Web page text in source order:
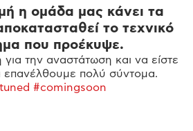
η ομάδα μας κάνει τα
το τεχνικό
που προέκυψε.
την αναστάτωση και να είστε
επανέλθουμε πολύ σύντομα.
#comingsoon